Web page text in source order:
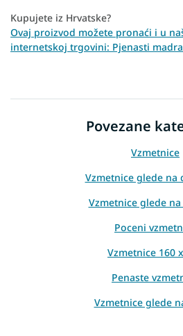
Kupujete iz Hrvatske?
Ovaj proizvod možete pronaći i u
internetskoj trgovini: Pjenasti
Povezane
Vzmetnice
Vzmetnice glede na
Vzmetnice glede
Poceni
Vzmetnice 160
Penaste
Vzmetnice glede